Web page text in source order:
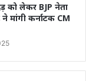
को लेकर BJP नेता
ने मांगी कर्नाटक CM